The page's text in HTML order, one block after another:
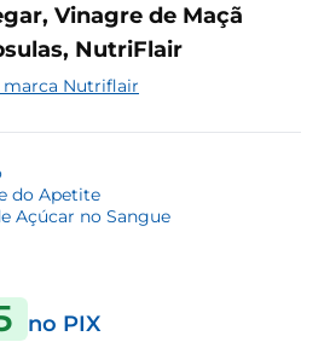
Vinagre de Maçã
NutriFlair
marca Nutriflair
do Apetite
Açúcar no Sangue
no PIX